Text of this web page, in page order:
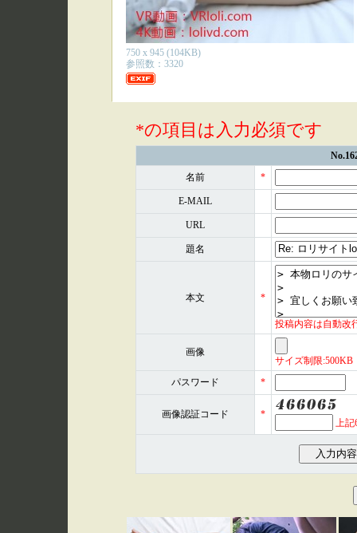
750 x 945 (104KB)
参照数：3320
*の項目は入力必須です
名前 *
E-MAIL
URL
題名
本文 *
投稿内容は自動改
画像
サイズ制限
パスワード *
画像認証コード
*
上